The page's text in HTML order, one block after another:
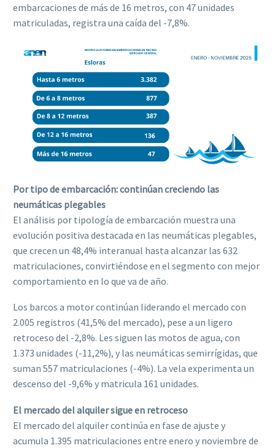
embarcaciones de más de 16 metros, con 47 unidades
matriculadas, registra una caída del -7,8%.
Por tipo de embarcación: continúan creciendo las
neumáticas plegables
El análisis por tipología de embarcación muestra una
evolución positiva destacada en las neumáticas plegables,
que crecen un 48,4% interanual hasta alcanzar las 632
matriculaciones, convirtiéndose en el segmento con mejor
comportamiento en lo que va de año.
Los barcos a motor continúan liderando el mercado con
2.005 registros (41,5% del mercado), pese a un ligero
retroceso del -2,8%. Les siguen las motos de agua, con
1.373 unidades (-11,2%), y las neumáticas semirrígidas, que
suman 557 matriculaciones (-4%). La vela experimenta un
descenso del -9,6% y matricula 161 unidades.
El mercado del alquiler sigue en retroceso
El mercado del alquiler continúa en fase de ajuste y
acumula 1.395 matriculaciones entre enero y noviembre de